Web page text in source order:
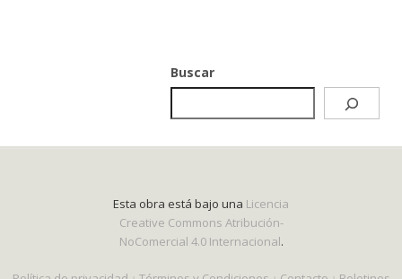
Buscar
Esta obra está bajo una Licencia
Creative Commons Atribución-
NoComercial 4.0 Internacional.